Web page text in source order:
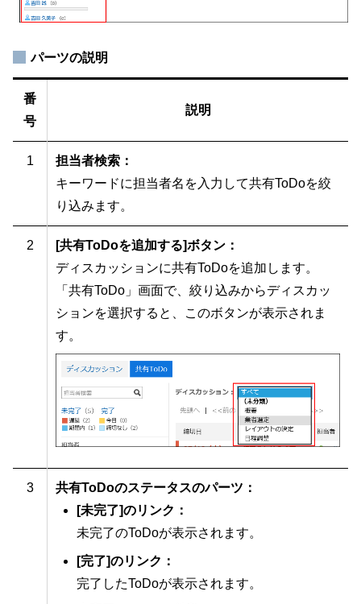
パーツの説明
番
号
説明
1
担当者検索：
キーワードに担当者名を入力して共有ToDoを絞
り込みます。
2
[共有ToDoを追加する]ボタン：
ディスカッションに共有ToDoを追加します。
「共有ToDo」画面で、絞り込みからディスカッ
ションを選択すると、このボタンが表示されま
す。
3
共有ToDoのステータスのパーツ：
[未完了]のリンク：
未完了のToDoが表示されます。
[完了]のリンク：
完了したToDoが表示されます。